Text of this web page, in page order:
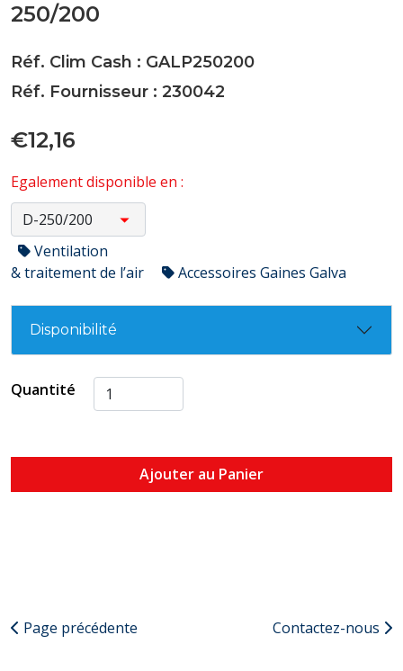
250/200
Réf. Clim Cash : GALP250200
Réf. Fournisseur : 230042
€12,16
Egalement disponible en :
Ventilation
& traitement de l’air
Accessoires Gaines Galva
Disponibilité
Quantité
Ajouter au Panier
Page précédente Contactez-nous